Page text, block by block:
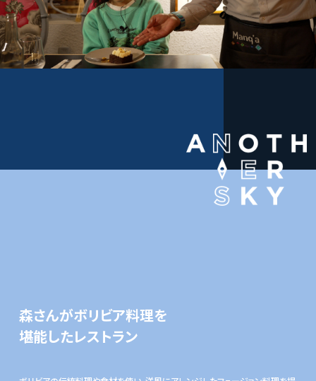
森さんがボリビア料理を
堪能したレストラン